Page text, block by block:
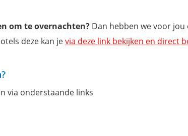
om te overnachten? Dan hebben we voor jou
deze kan jevia deze link bekijken en direct
via onderstaande links